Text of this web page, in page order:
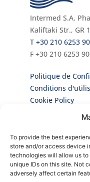
To provide the best
store and/or access device
technologies will allow us
unique IDs on this site. Not
adversely affect certain
Intermed S.A.
Kaliftaki Str., GR
Τ +30 210 6253
F +30 210 6253
Politique de
Conditions
Cookie Policy
Inscrivez-vous
premier à
nos nouveaux